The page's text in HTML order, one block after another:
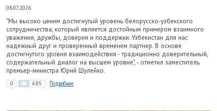
08.07.2026
"Мы высоко ценим достигнутый уровень белорусско-узбекского
сотрудничества, который является достойным примером взаимного
уважения, дружбы, доверия и поддержки. Узбекистан для нас
надежный друг и проверенный временем партнер. В основе
достигнутого уровня взаимодействия - традиционно доверительный,
содержательный диалог на высшем уровне", - отметил заместитель
премьер-министра Юрий Шулейко.
0 685 Подробнее